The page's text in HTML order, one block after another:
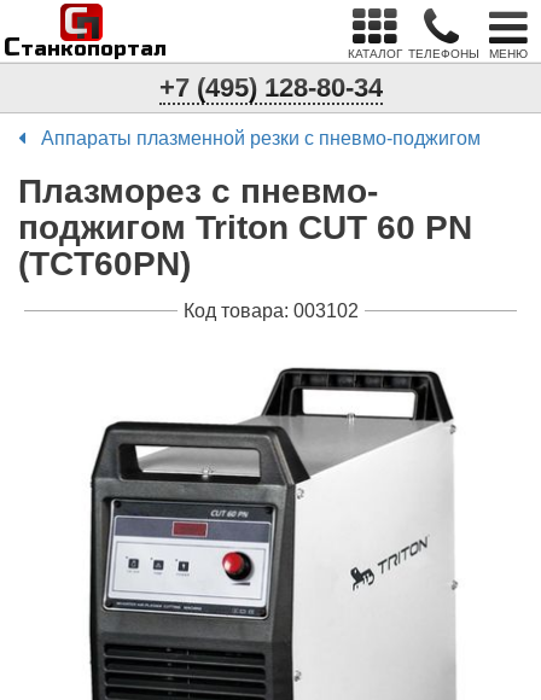
Станкопортал
п
С
КАТАЛОГ ТЕЛЕФОНЫ МЕНЮ
+7 (495) 128-80-34
Аппараты плазменной резки с пневмо-поджигом
Плазморез с пневмо-
поджигом Triton CUT 60 PN
(TCT60PN)
Код товара: 003102